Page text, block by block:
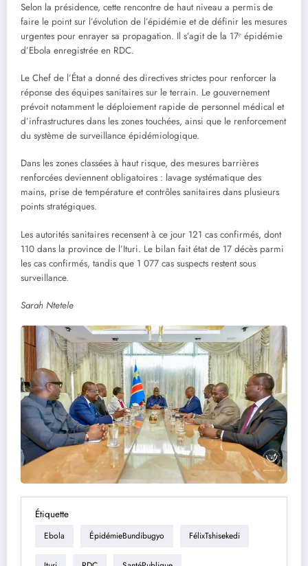
Selon la présidence, cette rencontre de haut niveau a permis de
faire le point sur l’évolution de l’épidémie et de définir les mesures
urgentes pour enrayer sa propagation. Il s’agit de la 17ᵉ épidémie
d’Ebola enregistrée en RDC.
Le Chef de l’État a donné des directives strictes pour renforcer la
réponse des équipes sanitaires sur le terrain. Le gouvernement
prévoit notamment le déploiement rapide de personnel médical et
d’infrastructures dans les zones touchées, ainsi que le renforcement
du système de surveillance épidémiologique.
Dans les zones classées à haut risque, des mesures barrières
renforcées deviennent obligatoires : lavage systématique des
mains, prise de température et contrôles sanitaires dans plusieurs
points stratégiques.
Les autorités sanitaires recensent à ce jour 121 cas confirmés, dont
110 dans la province de l’Ituri. Le bilan fait état de 17 décès parmi
les cas confirmés, tandis que 1 077 cas suspects restent sous
surveillance.
Sarah Ntetele
Étiquette
Ebola ÉpidémieBundibugyo FélixTshisekedi